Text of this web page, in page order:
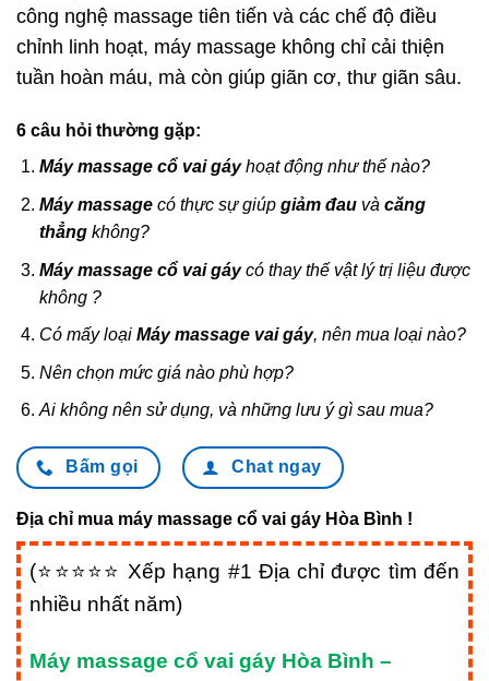
công nghệ massage tiên tiến và các chế độ điều
chỉnh linh hoạt, máy massage không chỉ cải thiện
tuần hoàn máu, mà còn giúp giãn cơ, thư giãn sâu.
6 câu hỏi thường gặp:
Máy massage cổ vai gáyhoạt động như thế nào?
Máy massagecó thực sự giúp giảm đauvà căng
thẳngkhông?
Máy massage cổ vai gáycó thay thế vật lý trị liệu được
không ?
Có mấy loại Máy massage vai gáy, nên mua loại nào?
Nên chọn mức giá nào phù hợp?
Ai không nên sử dụng, và những lưu ý gì sau mua?
Bấm gọi Chat ngay
Địa chỉ mua máy massage cổ vai gáy Hòa Bình !
(⭐⭐⭐⭐⭐ Xếp hạng #1 Địa chỉ được tìm đến
nhiều nhất năm)
Máy massage cổ vai gáy Hòa Bình –